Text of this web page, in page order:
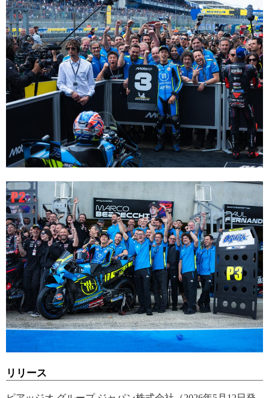
リリース